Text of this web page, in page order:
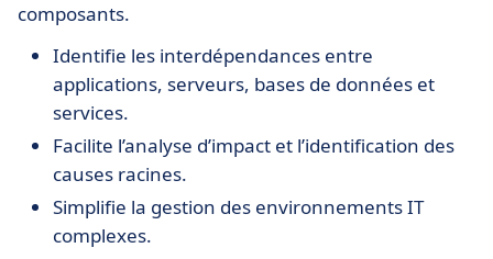
composants.
Identifie les interdépendances entre
applications, serveurs, bases de données et
services.
Facilite l’analyse d’impact et l’identification des
causes racines.
Simplifie la gestion des environnements IT
complexes.